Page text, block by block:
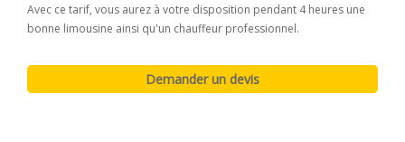
Avec ce tarif, vous aurez à votre disposition pendant 4 heures une
bonne limousine ainsi qu'un chauffeur professionnel.